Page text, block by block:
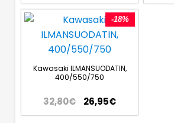
-18%
Kawasaki ILMANSUODATIN,
400/550/750
32,80€ 26,95€